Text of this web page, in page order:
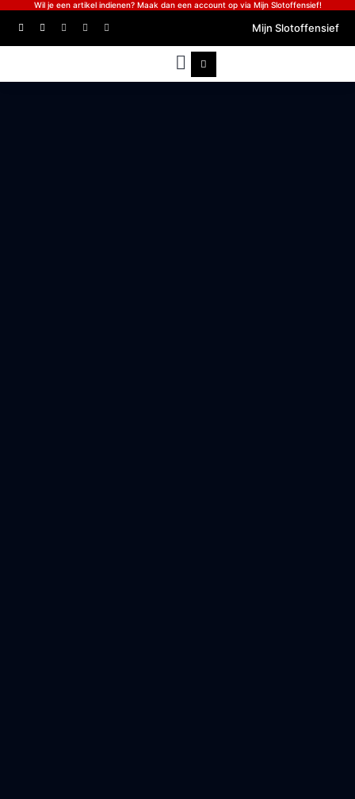
Wil je een artikel indienen? Maak dan een account op via Mijn Slotoffensief!
Mijn Slotoffensief